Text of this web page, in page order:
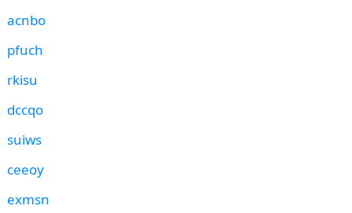
acnbo
pfuch
rkisu
dccqo
suiws
ceeoy
exmsn